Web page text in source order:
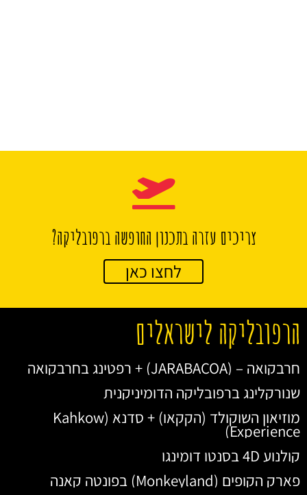
צריכים עזרה בתכנון החופשה ברפובליקה?
לחצו כאן
הרפובליקה לישראלים
חרבקואה – (JARABACOA) + רפטינג בחרבקואה
שנורקלינג ברפובליקה הדומיניקנית
מוזיאון השוקולד (הקקאו) + סדנא (Kahkow
Experience)
קולנוע 4D בסנטו דומינגו
פארק הקופים (Monkeyland) בפונטה קאנה